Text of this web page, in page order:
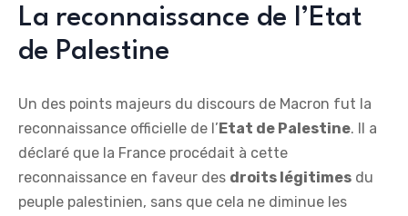
La reconnaissance de l’Etat
de Palestine
Un des points majeurs du discours de Macron fut la
reconnaissance officielle de l’Etat de Palestine. Il a
déclaré que la France procédait à cette
reconnaissance en faveur des droits légitimes du
peuple palestinien, sans que cela ne diminue les